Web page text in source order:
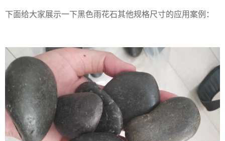
下面给大家展示一下黑色雨花石其他规格尺寸的应用案例：